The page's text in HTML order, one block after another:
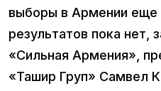
выборы в Армении еще
результатов пока нет,
«Сильная Армения»,
«Ташир Груп» Самвел